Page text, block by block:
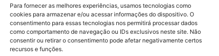
Para fornecer as melhores experiências, usamos tecnologias como
cookies para armazenar e/ou acessar informações do dispositivo. O
consentimento para essas tecnologias nos permitirá processar dados
como comportamento de navegação ou IDs exclusivos neste site. Não
consentir ou retirar o consentimento pode afetar negativamente certos
recursos e funções.
Entregas
Trocas e devoluções
Opções de pagamento
Contato